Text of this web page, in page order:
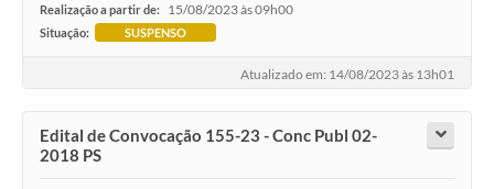
Realização a partir de: 15/08/2023 às 09h00
Situação: SUSPENSO
Atualizado em: 14/08/2023 às 13h01
Edital de Convocação 155-23 - Conc Publ 02-
2018 PS